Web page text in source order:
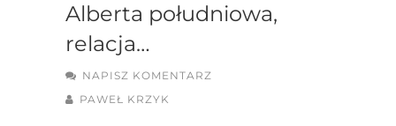
Alberta południowa,
relacja…
NAPISZ KOMENTARZ
PAWEŁ KRZYK